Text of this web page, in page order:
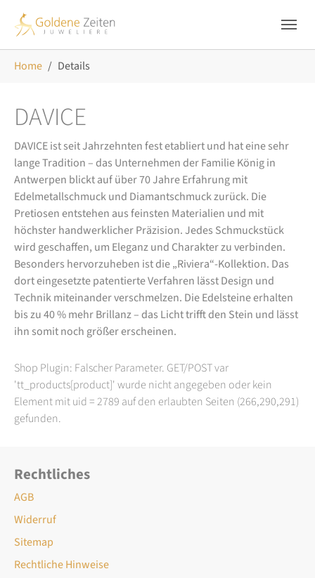
Home Details
DAVICE
DAVICE ist seit Jahrzehnten fest etabliert und hat eine sehr
lange Tradition – das Unternehmen der Familie König in
Antwerpen blickt auf über 70 Jahre Erfahrung mit
Edelmetallschmuck und Diamantschmuck zurück. Die
Pretiosen entstehen aus feinsten Materialien und mit
höchster handwerklicher Präzision. Jedes Schmuckstück
wird geschaffen, um Eleganz und Charakter zu verbinden.
Besonders hervorzuheben ist die „Riviera“-Kollektion. Das
dort eingesetzte patentierte Verfahren lässt Design und
Technik miteinander verschmelzen. Die Edelsteine erhalten
bis zu 40 % mehr Brillanz – das Licht trifft den Stein und lässt
ihn somit noch größer erscheinen.
Shop Plugin: Falscher Parameter. GET/POST var
'tt_products[product]' wurde nicht angegeben oder kein
Element mit uid = 2789 auf den erlaubten Seiten (266,290,291)
gefunden.
Rechtliches
AGB
Widerruf
Sitemap
Rechtliche Hinweise